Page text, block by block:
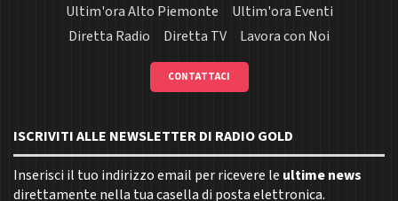
Ultim'ora Alto Piemonte
Ultim'ora Eventi
Diretta Radio
Diretta TV Lavora con Noi
CONTATTACI
ISCRIVITI ALLE NEWSLETTER DI RADIO GOLD
Inserisci il tuo indirizzo email per ricevere le ultime news
direttamente nella tua casella di posta elettronica.